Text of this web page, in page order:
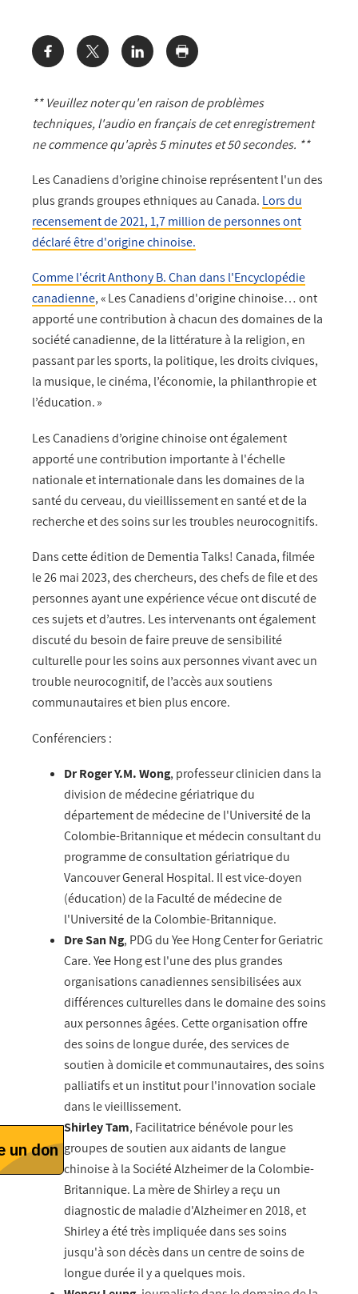
** Veuillez noter qu'en raison de problèmes
techniques, l'audio en français de cet enregistrement
ne commence qu'après 5 minutes et 50 secondes. **
Les Canadiens d’origine chinoise représentent l'un des
plus grands groupes ethniques au Canada. Lors du
recensement de 2021, 1,7 million de personnes ont
déclaré être d'origine chinoise.
Comme l'écrit Anthony B. Chan dans l'Encyclopédie
canadienne, « Les Canadiens d'origine chinoise… ont
apporté une contribution à chacun des domaines de la
société canadienne, de la littérature à la religion, en
passant par les sports, la politique, les droits civiques,
la musique, le cinéma, l’économie, la philanthropie et
l’éducation. »
Les Canadiens d’origine chinoise ont également
apporté une contribution importante à l'échelle
nationale et internationale dans les domaines de la
santé du cerveau, du vieillissement en santé et de la
recherche et des soins sur les troubles neurocognitifs.
Dans cette édition de Dementia Talks! Canada, filmée
le 26 mai 2023, des chercheurs, des chefs de file et des
personnes ayant une expérience vécue ont discuté de
ces sujets et d’autres. Les intervenants ont également
discuté du besoin de faire preuve de sensibilité
culturelle pour les soins aux personnes vivant avec un
trouble neurocognitif, de l’accès aux soutiens
communautaires et bien plus encore.
Conférenciers :
Dr Roger Y.M. Wong, professeur clinicien dans la
division de médecine gériatrique du
département de médecine de l'Université de la
Colombie-Britannique et médecin consultant du
programme de consultation gériatrique du
Vancouver General Hospital. Il est vice-doyen
(éducation) de la Faculté de médecine de
l'Université de la Colombie-Britannique.
Dre San Ng, PDG du Yee Hong Center for Geriatric
Care. Yee Hong est l'une des plus grandes
organisations canadiennes sensibilisées aux
différences culturelles dans le domaine des soins
aux personnes âgées. Cette organisation offre
des soins de longue durée, des services de
soutien à domicile et communautaires, des soins
palliatifs et un institut pour l'innovation sociale
dans le vieillissement.
Shirley Tam, Facilitatrice bénévole pour les
groupes de soutien aux aidants de langue
chinoise à la Société Alzheimer de la Colombie-
Britannique. La mère de Shirley a reçu un
diagnostic de maladie d'Alzheimer en 2018, et
Shirley a été très impliquée dans ses soins
jusqu'à son décès dans un centre de soins de
longue durée il y a quelques mois.
Share: